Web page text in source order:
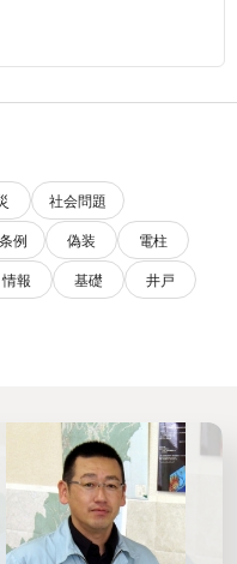
社会問題
例 偽装
電柱
情報 基礎 井戸